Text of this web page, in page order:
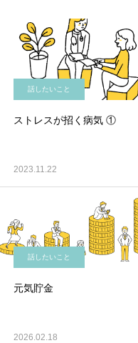
話したいこと
ストレスが招く病気 ①
2023.11.22
話したいこと
元気貯金
2026.02.18